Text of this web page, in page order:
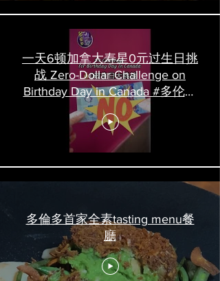
一天6顿加拿大寿星0元过生日挑
战 Zero-Dollar Challenge on
Birthday Day in Canada #多伦多
吃喝玩乐 #多伦多美食
#torontofood
多倫多首家全素tasting menu餐
廳